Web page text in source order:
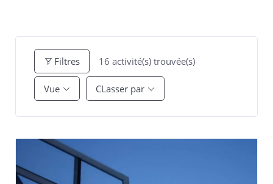
Filtres 16 activité(s) trouvée(s)
Vue CLasser par